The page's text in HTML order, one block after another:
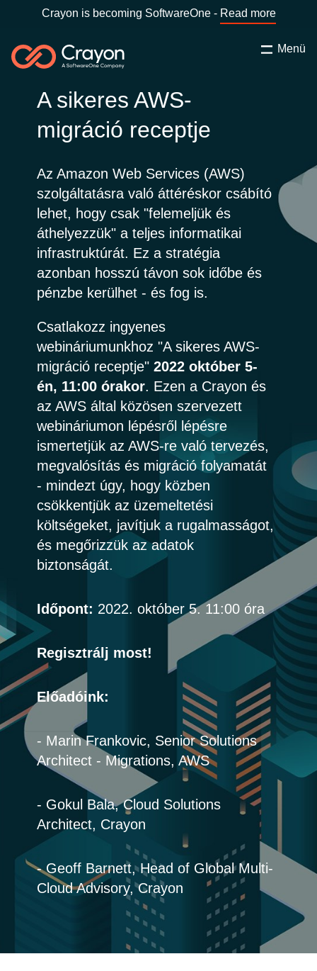
Crayon is becoming SoftwareOne - Read more
Menü
VÁLASSZ ORSZÁGOT
Global site
Africa
Australia
Austria
Czechia
Denmark
Estonia
Finland
France
Germany
Iceland
India
Indonesia
Kingdom of Saudi Arabia
Kuwait
Latvia
Malaysia
Middle East
Netherlands
Keresés Bezárás
Szolgáltatásaink
Tartalmak
Rólunk
Kapcsolatfelvétel
Karrier
Partnerek
Ország: Hungary
A sikeres AWS-
migráció receptje
Az Amazon Web Services (AWS)
szolgáltatásra való áttéréskor csábító
lehet, hogy csak "felemeljük és
áthelyezzük" a teljes informatikai
infrastruktúrát. Ez a stratégia
azonban hosszú távon sok időbe és
pénzbe kerülhet - és fog is.
Csatlakozz ingyenes
webináriumunkhoz "A sikeres AWS-
migráció receptje" 2022 október 5-
én, 11:00 órakor. Ezen a Crayon és
az AWS által közösen szervezett
webináriumon lépésről lépésre
ismertetjük az AWS-re való tervezés,
megvalósítás és migráció folyamatát
- mindezt úgy, hogy közben
csökkentjük az üzemeltetési
költségeket, javítjuk a rugalmasságot,
és megőrizzük az adatok
biztonságát.
Időpont: 2022. október 5. 11:00 óra
Regisztrálj most!
Előadóink:
- Marin Frankovic, Senior Solutions
Architect - Migrations, AWS
- Gokul Bala, Cloud Solutions
Architect, Crayon
- Geoff Barnett, Head of Global Multi-
Cloud Advisory, Crayon